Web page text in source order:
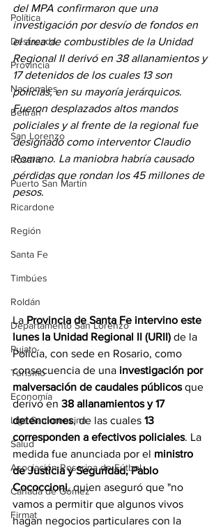
Política
Destacada
Provincia
Nacionales
Beltrán
San Lorenzo
Rosario
Puerto San Martín
Ricardone
Región
Santa Fe
Timbúes
Roldán
Departamento San Lorenzo
Pujato
Turismo
Economía
Liga Sanlorencina
Salud
Asociación Rosarina de Fútbol
Cañada de Gómez
Firmat
del MPA confirmaron que una
investigación por desvío de fondos en
el área de combustibles de la Unidad
Regional II derivó en 38 allanamientos y
17 detenidos de los cuales 13 son
policías, en su mayoría jerárquicos.
Fueron desplazados altos mandos
policiales y al frente de la regional fue
designado como interventor Claudio
Romano. La maniobra habría causado
pérdidas que rondan los 45 millones de
pesos.
La Provincia de Santa Fe intervino este
lunes la Unidad Regional II (URII) de la
Policía, con sede en Rosario, como
consecuencia de una investigación por
malversación de caudales públicos que
derivó en 38 allanamientos y 17
detenciones, de las cuales 13
corresponden a efectivos policiales. La
medida fue anunciada por el ministro
de Justicia y Seguridad, Pablo
Cococcioni, quien aseguró que "no
vamos a permitir que algunos vivos
hagan negocios particulares con la